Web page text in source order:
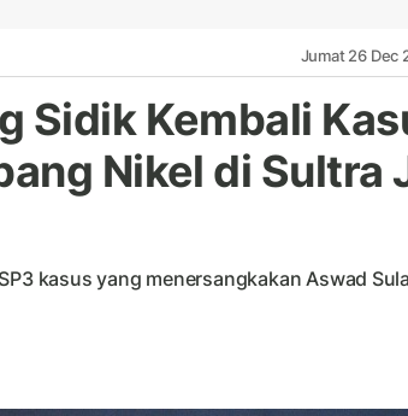
Jumat 26 Dec
Sidik Kembali
Nikel di Sultra
kasus yang menersangkakan Aswad